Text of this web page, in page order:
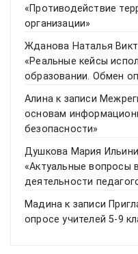
«Противодействие
организации»
Жданова Наталья
«Реальные кейсы
образовании. Обмен
Алина к записи
основам
безопасности»
Душкова Мария
«Актуальные вопросы
деятельности
Мадина к записи
опросе учителей 5-9